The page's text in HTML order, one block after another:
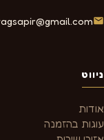
ניווט
אודות
עוגות בהזמנה